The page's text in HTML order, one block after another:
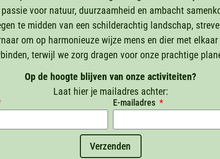
Voor een complete
gezonde snacks tot een
dat jullie niets tekort
Per dagdeel bieden
€ 7,50 per gast. Bij
lokaal gemaakte
Ook kunnen we
aanvraag.
Indien gewenst is
voor natuur, duurzaamheid en ambacht
te midden van een schilderachtig landschap,
om op harmonieuze wijze mens en dier met
terwijl we zorg dragen voor onze prachtige
Op de hoogte blijven van onze activiteiten?
Laat hier je mailadres achter:
E-mailadres
Verzenden